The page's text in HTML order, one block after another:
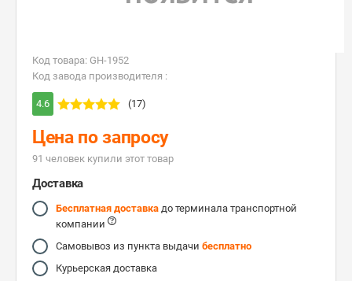
Код товара: GH-1952
Код завода производителя :
4.6 (17)
Цена по запросу
91 человек купили этот товар
Доставка
Бесплатная доставка до терминала транспортной
компании
Самовывоз из пункта выдачи бесплатно
Курьерская доставка